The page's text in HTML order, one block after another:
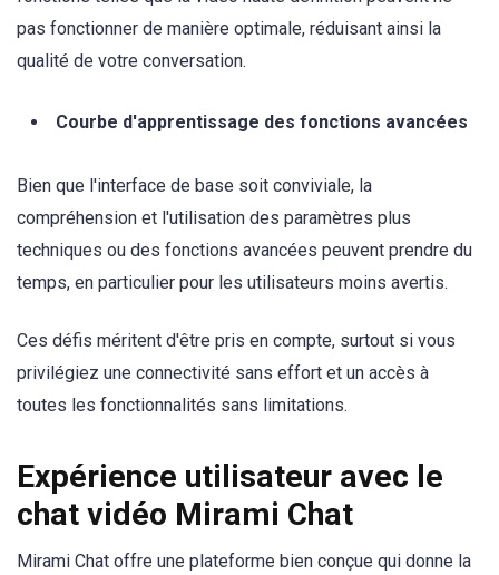
pas fonctionner de manière optimale, réduisant ainsi la
qualité de votre conversation.
Courbe d'apprentissage des fonctions avancées
Bien que l'interface de base soit conviviale, la
compréhension et l'utilisation des paramètres plus
techniques ou des fonctions avancées peuvent prendre du
temps, en particulier pour les utilisateurs moins avertis.
Ces défis méritent d'être pris en compte, surtout si vous
privilégiez une connectivité sans effort et un accès à
toutes les fonctionnalités sans limitations.
Expérience utilisateur avec le
chat vidéo Mirami Chat
Mirami Chat offre une plateforme bien conçue qui donne la